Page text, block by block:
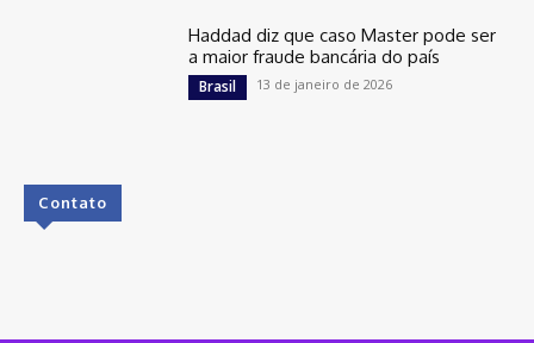
Haddad diz que caso Master pode ser
a maior fraude bancária do país
Brasil 13 de janeiro de 2026
Contato